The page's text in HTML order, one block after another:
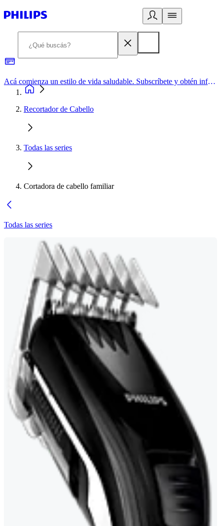
Acá comienza un estilo de vida saludable. Subscríbete y obtén información de primera mano
Recortador de Cabello
Todas las series
Cortadora de cabello familiar
Todas las series